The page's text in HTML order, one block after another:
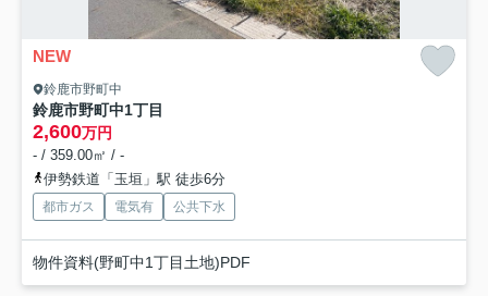
NEW
鈴鹿市野町中
鈴鹿市野町中1丁目
2,600万円
- / 359.00㎡ / -
伊勢鉄道「玉垣」駅 徒歩6分
都市ガス 電気有 公共下水
物件資料(野町中1丁目土地)PDF